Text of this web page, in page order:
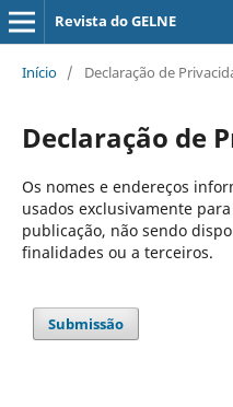
Revista do GELNE
Início / Declaração de
Declaração de
Os nomes e endereços
usados exclusivamente
publicação, não sendo
finalidades ou a terceiros.
Submissão